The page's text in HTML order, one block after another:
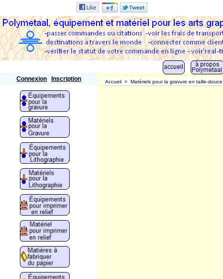
Connexion Inscription Accueil > Matériels pour la gravure en taille-douce